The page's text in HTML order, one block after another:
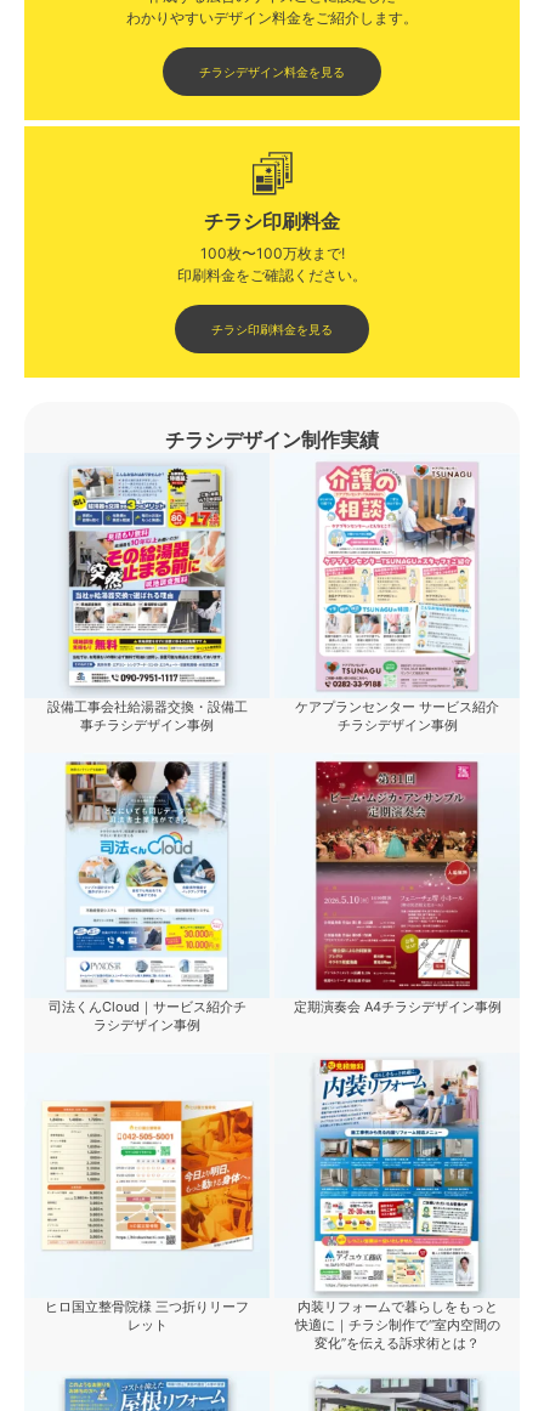
わかりやすいデザイン料金をご紹介します。​​
チラシデザイン料金を見る
チラシ印刷料金
100枚〜100万枚まで!
印刷料金をご確認ください。​
チラシ印刷料金を見る
チラシデザイン制作実績
設備工事会社給湯器交換・設備工
事チラシデザイン事例
ケアプランセンター サービス紹介
チラシデザイン事例
司法くんCloud｜サービス紹介チ
ラシデザイン事例
定期演奏会 A4チラシデザイン事例
ヒロ国立整骨院様 三つ折りリーフ
レット
内装リフォームで暮らしをもっと
快適に｜チラシ制作で“室内空間の
変化”を伝える訴求術とは？